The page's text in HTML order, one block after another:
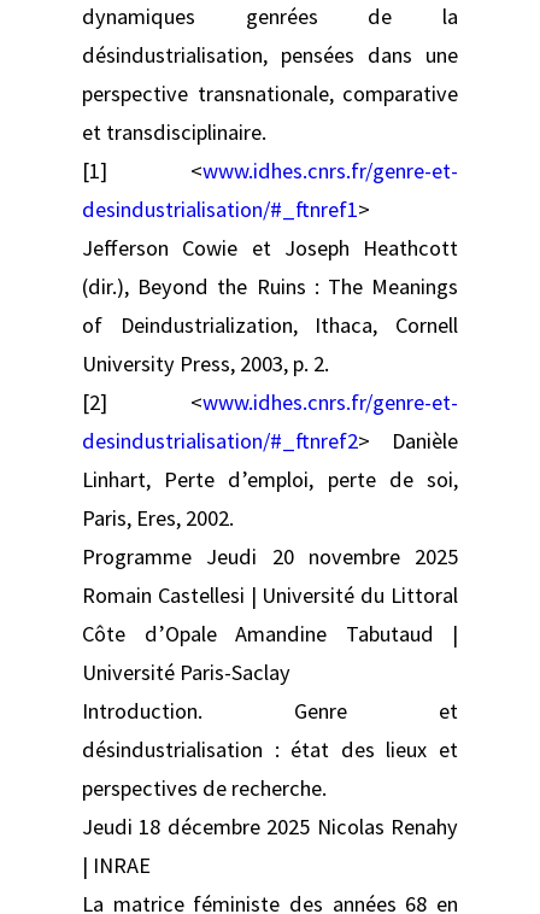
dynamiques genrées de la
désindustrialisation, pensées dans une
perspective transnationale, comparative
et transdisciplinaire.
[1] <www.idhes.cnrs.fr/genre-et-
desindustrialisation/#_ftnref1>
Jefferson Cowie et Joseph Heathcott
(dir.), Beyond the Ruins : The Meanings
of Deindustrialization, Ithaca, Cornell
University Press, 2003, p. 2.
[2] <www.idhes.cnrs.fr/genre-et-
desindustrialisation/#_ftnref2> Danièle
Linhart, Perte d’emploi, perte de soi,
Paris, Eres, 2002.
Programme Jeudi 20 novembre 2025
Romain Castellesi | Université du Littoral
Côte d’Opale Amandine Tabutaud |
Université Paris-Saclay
Introduction. Genre et
désindustrialisation : état des lieux et
perspectives de recherche.
Jeudi 18 décembre 2025 Nicolas Renahy
| INRAE
La matrice féministe des années 68 en